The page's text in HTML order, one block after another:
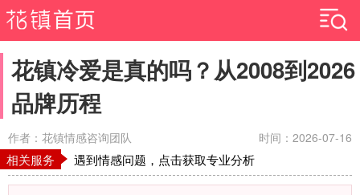
花镇冷爱是真的吗？从2008到2026
品牌历程
作者：花镇情感咨询团队 时间：2026-07-16
相关服务 遇到情感问题，点击获取专业分析